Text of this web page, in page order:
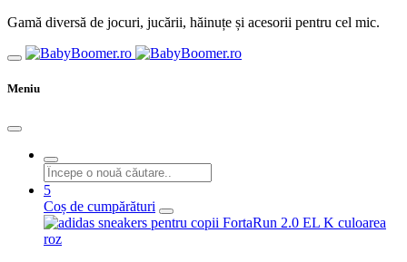
Gamă diversă de jocuri, jucării, hăinuțe și acesorii pentru cel mic.
Meniu
5
Coș de cumpărături